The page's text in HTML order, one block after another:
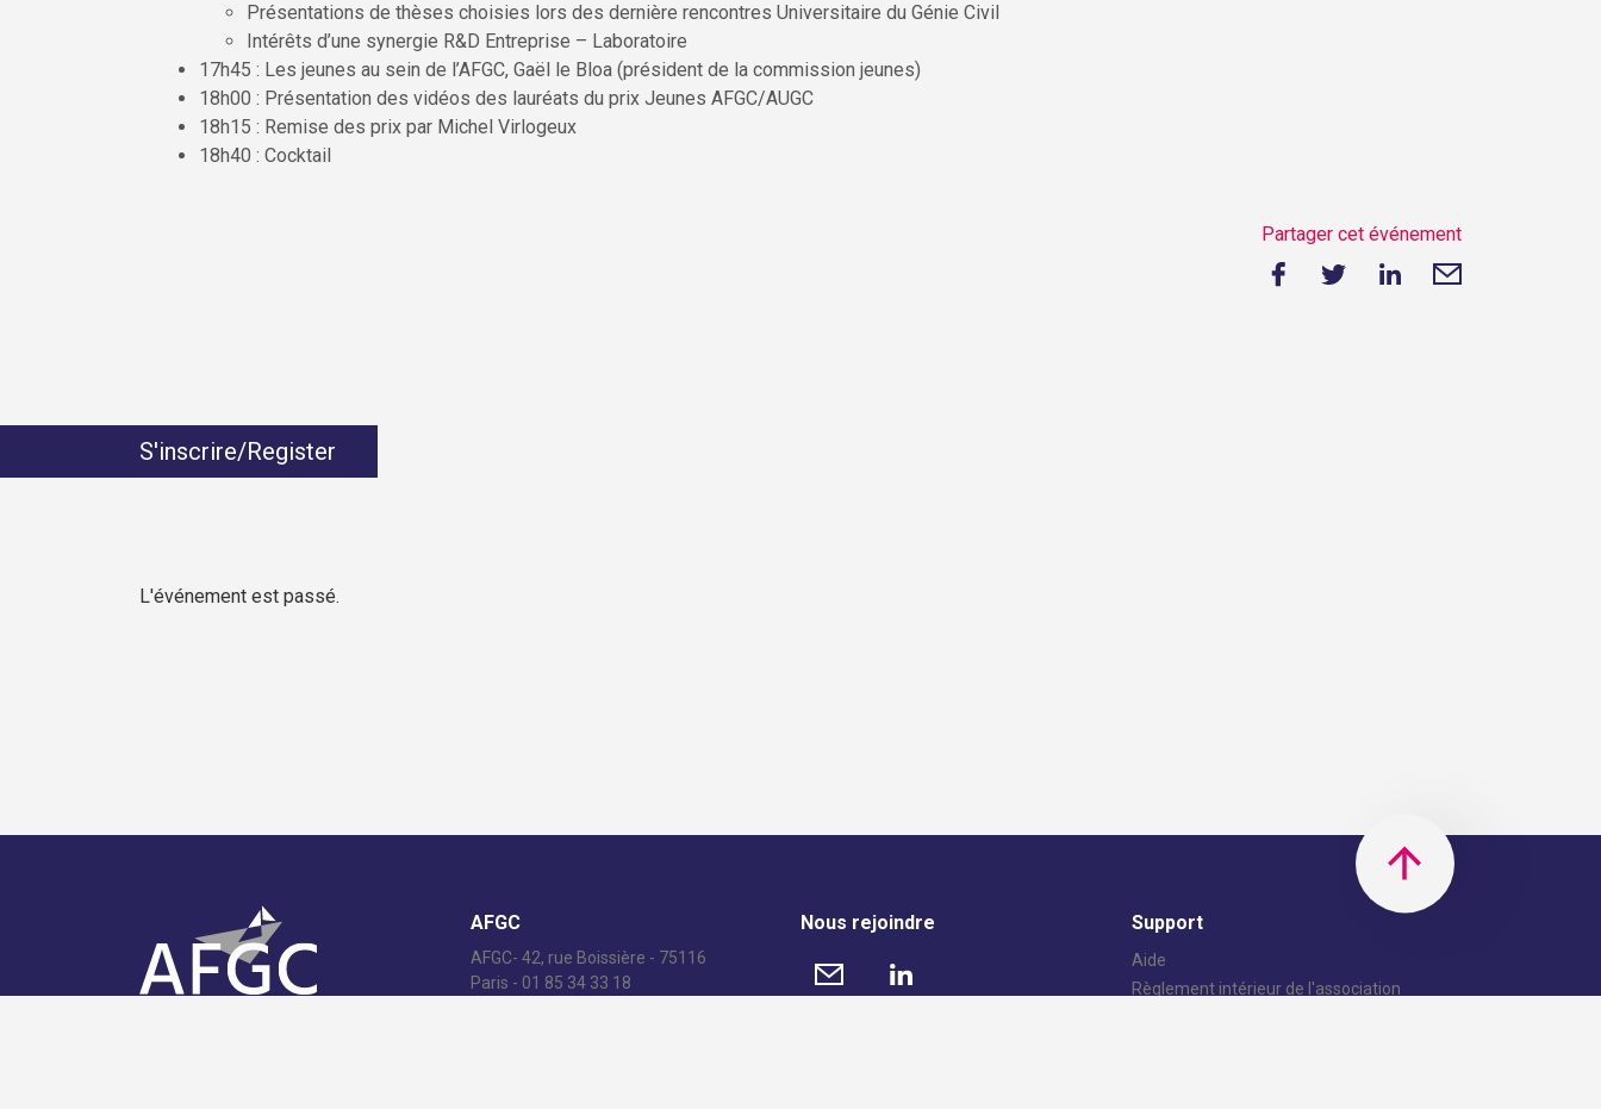
Présentations de thèses choisies lors des dernière rencontres Universitaire du Génie Civil
Intérêts d’une synergie R&D Entreprise – Laboratoire
17h45 : Les jeunes au sein de l’AFGC, Gaël le Bloa (président de la commission jeunes)
18h00 : Présentation des vidéos des lauréats du prix Jeunes AFGC/AUGC
18h15 : Remise des prix par Michel Virlogeux
18h40 : Cocktail
Partager cet événement
S'inscrire/Register
L'événement est passé.
AFGC
AFGC- 42, rue Boissière - 75116
Paris - 01 85 34 33 18
Nous rejoindre Support
Aide
Règlement intérieur de l'association